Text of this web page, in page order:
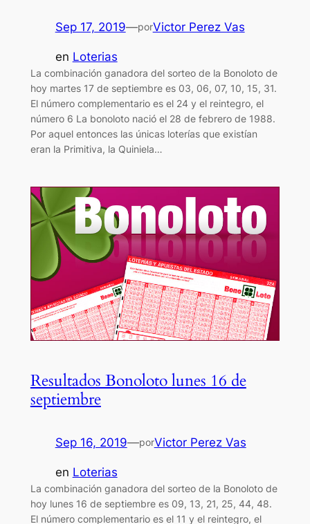
Sep 17, 2019—porVictor Perez Vas
en Loterias
La combinación ganadora del sorteo de la Bonoloto de
hoy martes 17 de septiembre es 03, 06, 07, 10, 15, 31.
El número complementario es el 24 y el reintegro, el
número 6 La bonoloto nació el 28 de febrero de 1988.
Por aquel entonces las únicas loterías que existían
eran la Primitiva, la Quiniela…
Resultados Bonoloto lunes 16 de
septiembre
Sep 16, 2019—porVictor Perez Vas
en Loterias
La combinación ganadora del sorteo de la Bonoloto de
hoy lunes 16 de septiembre es 09, 13, 21, 25, 44, 48.
El número complementario es el 11 y el reintegro, el